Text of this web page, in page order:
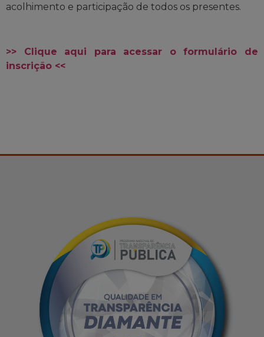
acolhimento e participação de todos os presentes.
>> Clique aqui para acessar o formulário de
inscrição <<